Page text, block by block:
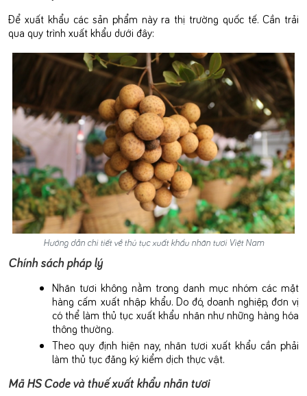
Để xuất khẩu các sản phẩm này ra thị trường quốc tế. Cần trải
qua quy trình xuất khẩu dưới đây:
Hướng dẫn chi tiết về thủ tục xuất khẩu nhãn tươi Việt Nam
Chính sách pháp lý
Nhãn tươi không nằm trong danh mục nhóm các mặt
hàng cấm xuất nhập khẩu. Do đó, doanh nghiệp, đơn vị
có thể làm thủ tục xuất khẩu nhãn như những hàng hóa
thông thường.
Theo quy định hiện nay, nhãn tươi xuất khẩu cần phải
làm thủ tục đăng ký kiểm dịch thực vật.
Mã HS Code và thuế xuất khẩu nhãn tươi